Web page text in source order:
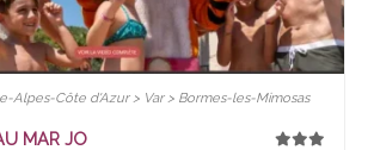
Alpes-Côte d'Azur > Var > Bormes-les-Mimosas
MAR JO